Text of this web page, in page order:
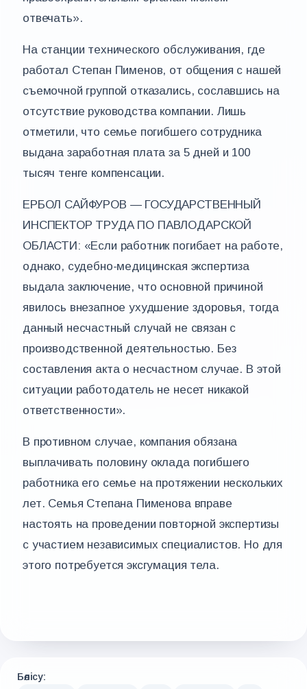
отвечать».
На станции технического обслуживания, где
работал Степан Пименов, от общения с нашей
съемочной группой отказались, сославшись на
отсутствие руководства компании. Лишь
отметили, что семье погибшего сотрудника
выдана заработная плата за 5 дней и 100
тысяч тенге компенсации.
ЕРБОЛ САЙФУРОВ — ГОСУДАРСТВЕННЫЙ
ИНСПЕКТОР ТРУДА ПО ПАВЛОДАРСКОЙ
ОБЛАСТИ: «Если работник погибает на работе,
однако, судебно-медицинская экспертиза
выдала заключение, что основной причиной
явилось внезапное ухудшение здоровья, тогда
данный несчастный случай не связан с
производственной деятельностью. Без
составления акта о несчастном случае. В этой
ситуации работодатель не несет никакой
ответственности».
В противном случае, компания обязана
выплачивать половину оклада погибшего
работника его семье на протяжении нескольких
лет. Семья Степана Пименова вправе
настоять на проведении повторной экспертизы
с участием независимых специалистов. Но для
этого потребуется эксгумация тела.
Бөлісу: